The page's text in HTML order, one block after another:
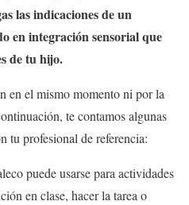
las indicaciones de un
en integración sensorial que
de tu hijo.
en el mismo momento ni por la
te contamos algunas
tu profesional de referencia:
puede usarse para actividades
en clase, hacer la tarea o